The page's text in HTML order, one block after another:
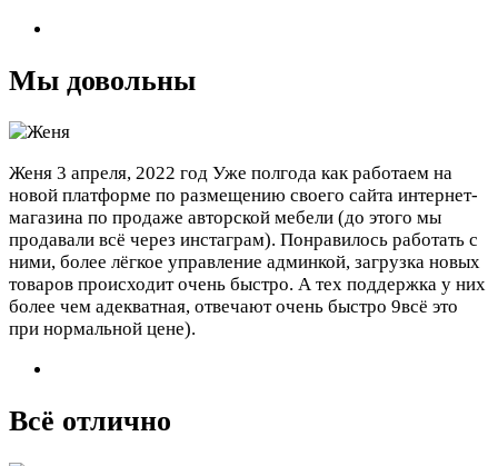
Мы довольны
Женя 3 апреля, 2022 год Уже полгода как работаем на
новой платформе по размещению своего сайта интернет-
магазина по продаже авторской мебели (до этого мы
продавали всё через инстаграм). Понравилось работать с
ними, более лёгкое управление админкой, загрузка новых
товаров происходит очень быстро. А тех поддержка у них
более чем адекватная, отвечают очень быстро 9всё это
при нормальной цене).
Всё отлично